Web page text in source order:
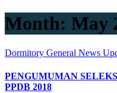
Month: May
Dormitory General News
PENGUMUMAN
PPDB 2018